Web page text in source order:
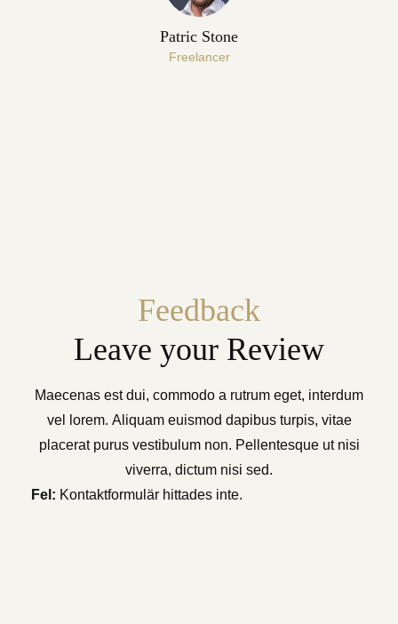
Patric Stone
Freelancer
Feedback
Leave your Review
Maecenas est dui, commodo a rutrum eget, interdum
vel lorem. Aliquam euismod dapibus turpis, vitae
placerat purus vestibulum non. Pellentesque ut nisi
viverra, dictum nisi sed.
Fel: Kontaktformulär hittades inte.